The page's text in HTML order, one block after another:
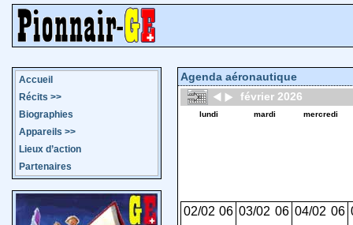
Accueil
Récits >>
Biographies
Appareils >>
Lieux d’action
Partenaires
Agenda aéronautique
février 2026
lundi mardi mercredi
02/02 06 03/02 06 04/02 06